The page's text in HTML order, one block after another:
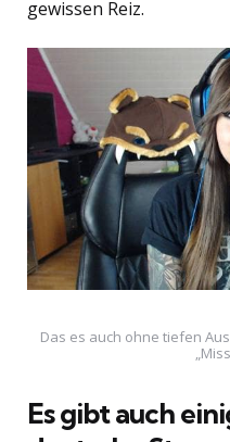
gewissen Reiz.
Das es auch ohne tiefen
Es gibt auch